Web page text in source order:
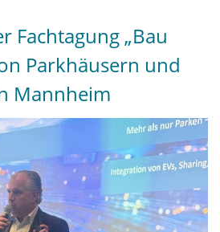
Fachtagung „Bau
Parkhäusern und
Mannheim